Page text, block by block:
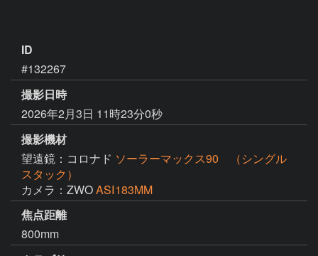
ID
#132267
撮影日時
2026年2月3日 11時23分0秒
撮影機材
望遠鏡：コロナド ソーラーマックス90 （シングル
スタック）
カメラ：ZWOASⅠ183MM
焦点距離
800mm